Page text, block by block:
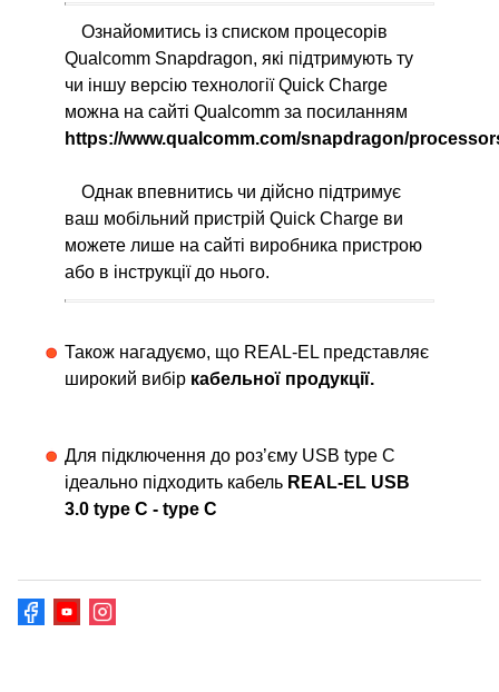
Ознайомитись із списком процесорів
Qualcomm Snapdragon, які підтримують ту
чи іншу версію технології Quick Charge
можна на сайті Qualcomm за посиланням
https://www.qualcomm.com/snapdragon/
Однак впевнитись чи дійсно підтримує
ваш мобільний пристрій Quick Charge ви
можете лише на сайті виробника пристрою
або в інструкції до нього.
Також нагадуємо, що REAL-EL представляє
широкий вибір кабельної продукції.
Для підключення до роз’єму USB type C
ідеально підходить кабель REAL-EL USB
3.0 type C - type C